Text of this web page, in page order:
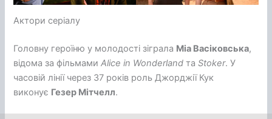
Актори серіалу
Головну героїню у молодості зіграла Міа Васіковська,
відома за фільмамиAlice in Wonderland таStoker. У
часовій лінії через 37 років роль Джорджії Кук
виконує Гезер Мітчелл.